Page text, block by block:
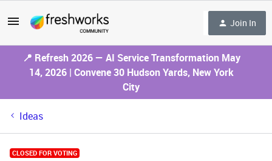
Join In
📍 Refresh 2026 — AI Service Transformation May
14, 2026 | Convene 30 Hudson Yards, New York
City
Ideas
CLOSED FOR VOTING